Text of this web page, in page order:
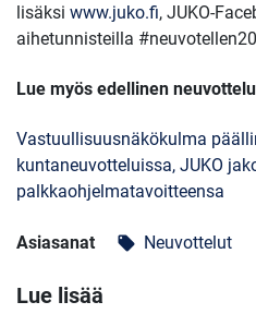
lisäksi www.juko.fi, JUKO-
aihetunnisteilla
Lue myös edellinen
Vastuullisuusnäkökulma
kuntaneuvotteluissa, JUKO
palkkaohjelmatavoitteensa
Asiasanat local_offer Neuvottelut
Lue lisää